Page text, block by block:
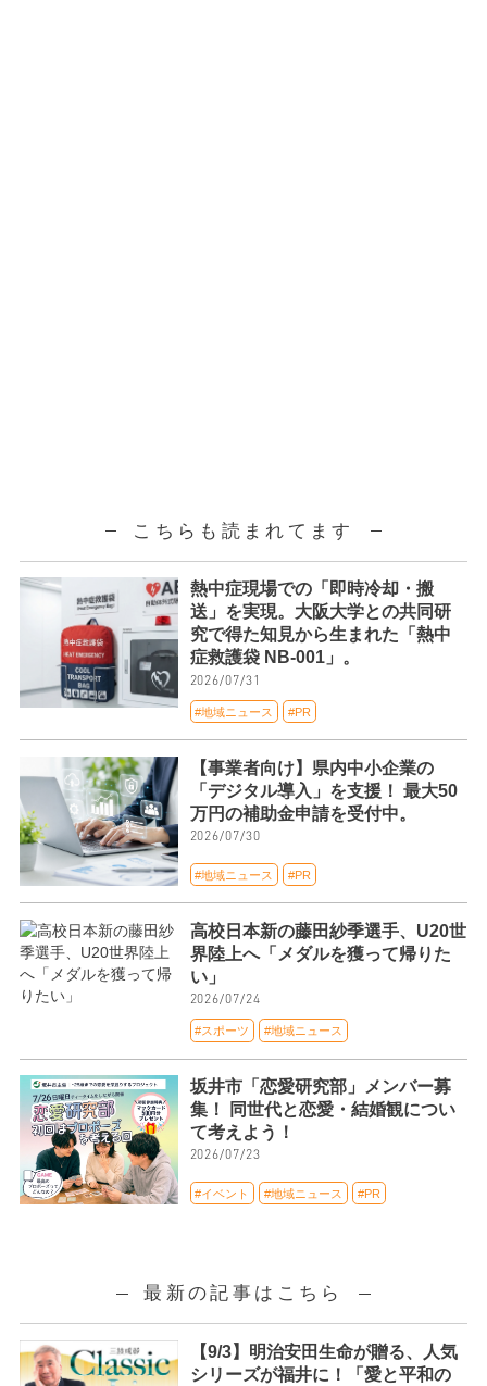
こちらも読まれてます
熱中症現場での「即時冷却・搬
送」を実現。大阪大学との共同研
究で得た知見から生まれた「熱中
症救護袋 NB-001」。
2026/07/31
#地域ニュース #PR
【事業者向け】県内中小企業の
「デジタル導入」を支援！ 最大50
万円の補助金申請を受付中。
2026/07/30
#地域ニュース #PR
高校日本新の藤田紗季選手、U20世
界陸上へ「メダルを獲って帰りた
い」
2026/07/24
#スポーツ #地域ニュース
坂井市「恋愛研究部」メンバー募
集！ 同世代と恋愛・結婚観につい
て考えよう！
2026/07/23
#イベント #地域ニュース #PR
最新の記事はこちら
【9/3】明治安田生命が贈る、人気
シリーズが福井に！「愛と平和の